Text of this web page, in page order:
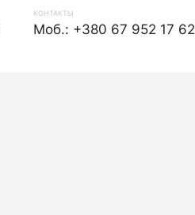
КОНТАКТЫ
Моб.: +380 67 952 17 62